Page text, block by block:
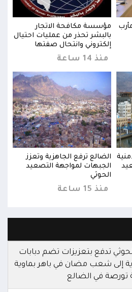
مؤسسة مكافحة الاتجار
بالبشر تحذر من عمليات احتيال
إلكتروني وانتحال صفتها
منذ 14 ساعة
الضالع ترفع الجاهزية وتعزز
الجبهات لمواجهة التصعيد
الحوثي
منذ 15 ساعة
تدفع بتعزيزات تضم دبابات
إلى شعب مضان في باهر بماوية
تورصة في الضالع